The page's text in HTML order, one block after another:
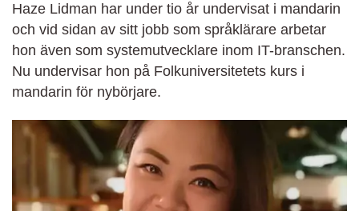
Haze Lidman har under tio år undervisat i mandarin
och vid sidan av sitt jobb som språklärare arbetar
hon även som systemutvecklare inom IT-branschen.
Nu undervisar hon på Folkuniversitetets kurs i
mandarin för nybörjare.